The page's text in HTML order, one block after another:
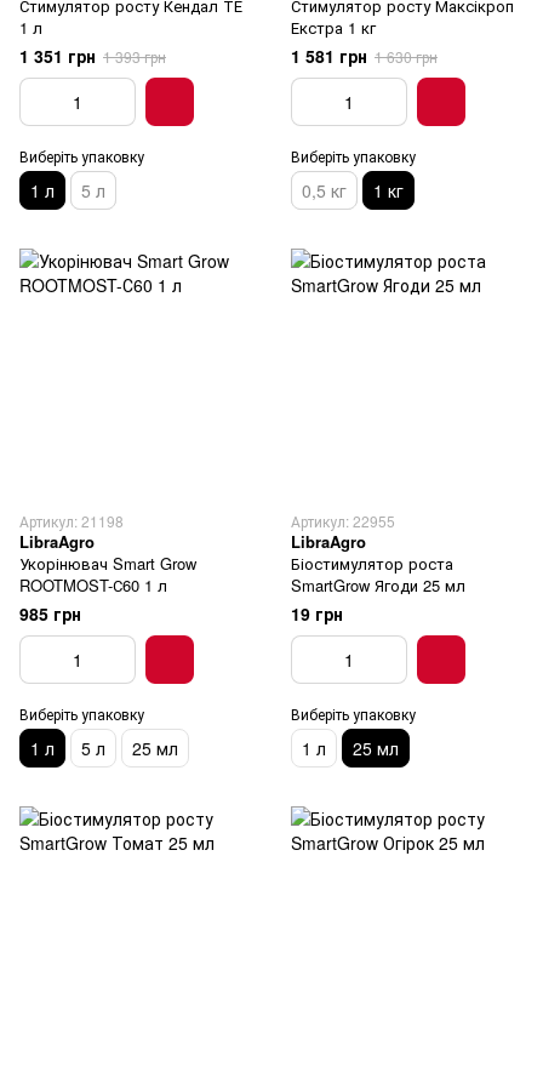
Стимулятор росту Кендал ТЕ
1 л
1 351 грн 1 393 грн
Виберіть упаковку
1 л 5 л
Стимулятор росту Максікроп
Екстра 1 кг
1 581 грн 1 630 грн
Виберіть упаковку
0,5 кг 1 кг
Артикул: 21198
LibraAgro
Укорінювач Smart Grow
ROOTMOST-С60 1 л
985 грн
Виберіть упаковку
1 л 5 л 25 мл
Артикул: 22955
LibraAgro
Біостимулятор роста
SmartGrow Ягоди 25 мл
19 грн
Виберіть упаковку
1 л 25 мл